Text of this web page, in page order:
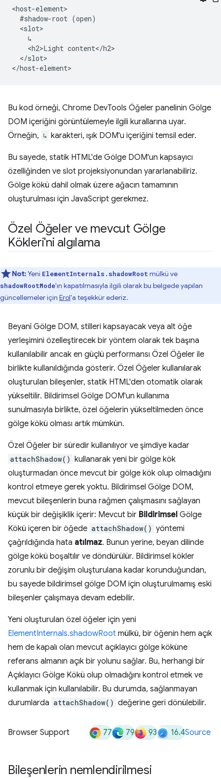
<host-element>
  #shadow-root (open)
  <slot>
    ↳
    <h2>Light content</h2>
  </slot>
Bu kod örneği, Chrome DevTools Öğeler panelinin Gölge
DOM içeriğini görüntülemeyle ilgili kurallarına uyar.
Örneğin, ↳ karakteri, ışık DOM'u içeriğini temsil eder.
Bu sayede, statik HTML'de Gölge DOM'un kapsayıcı
özelliğinden ve slot projeksiyonundan yararlanabiliriz.
Gölge kökü dahil olmak üzere ağacın tamamının
oluşturulması için JavaScript gerekmez.
Özel Öğeler ve mevcut Gölge
Kökleri'ni algılama
Not:Yeni ElementInternals.shadowRoot mülkü ve
shadowRootMode'ın kapatılmasıyla ilgili olarak bu belgede yapılan
güncellemeler için Erol'a teşekkür ederiz.
Beyanî Gölge DOM, stilleri kapsayacak veya alt öğe
yerleşimini özelleştirecek bir yöntem olarak tek başına
kullanılabilir ancak en güçlü performansı Özel Öğeler ile
birlikte kullanıldığında gösterir. Özel Öğeler kullanılarak
oluşturulan bileşenler, statik HTML'den otomatik olarak
yükseltilir. Bildirimsel Gölge DOM'un kullanıma
sunulmasıyla birlikte, özel öğelerin yükseltilmeden önce
gölge kökü olması artık mümkün.
Özel Öğeler bir süredir kullanılıyor ve şimdiye kadar
attachShadow() kullanarak yeni bir gölge kök
oluşturmadan önce mevcut bir gölge kök olup olmadığını
kontrol etmeye gerek yoktu. Bildirimsel Gölge DOM,
mevcut bileşenlerin buna rağmen çalışmasını sağlayan
küçük bir değişiklik içerir: Mevcut bir Bildirimsel Gölge
Kökü içeren bir öğede attachShadow() yöntemi
çağrıldığında hata atılmaz. Bunun yerine, beyan dilinde
gölge kökü boşaltılır ve döndürülür. Bildirimsel kökler
zorunlu bir değişim oluşturulana kadar korunduğundan,
bu sayede bildirimsel gölge DOM için oluşturulmamış eski
bileşenler çalışmaya devam edebilir.
Yeni oluşturulan özel öğeler için yeni
ElementInternals.shadowRoot mülkü, bir öğenin hem açık
hem de kapalı olan mevcut açıklayıcı gölge köküne
referans almanın açık bir yolunu sağlar. Bu, herhangi bir
Açıklayıcı Gölge Kökü olup olmadığını kontrol etmek ve
kullanmak için kullanılabilir. Bu durumda, sağlanmayan
durumlarda attachShadow() değerine geri dönülebilir.
Browser Support 77 79 93 16.4Source
Bileşenlerin nemlendirilmesi